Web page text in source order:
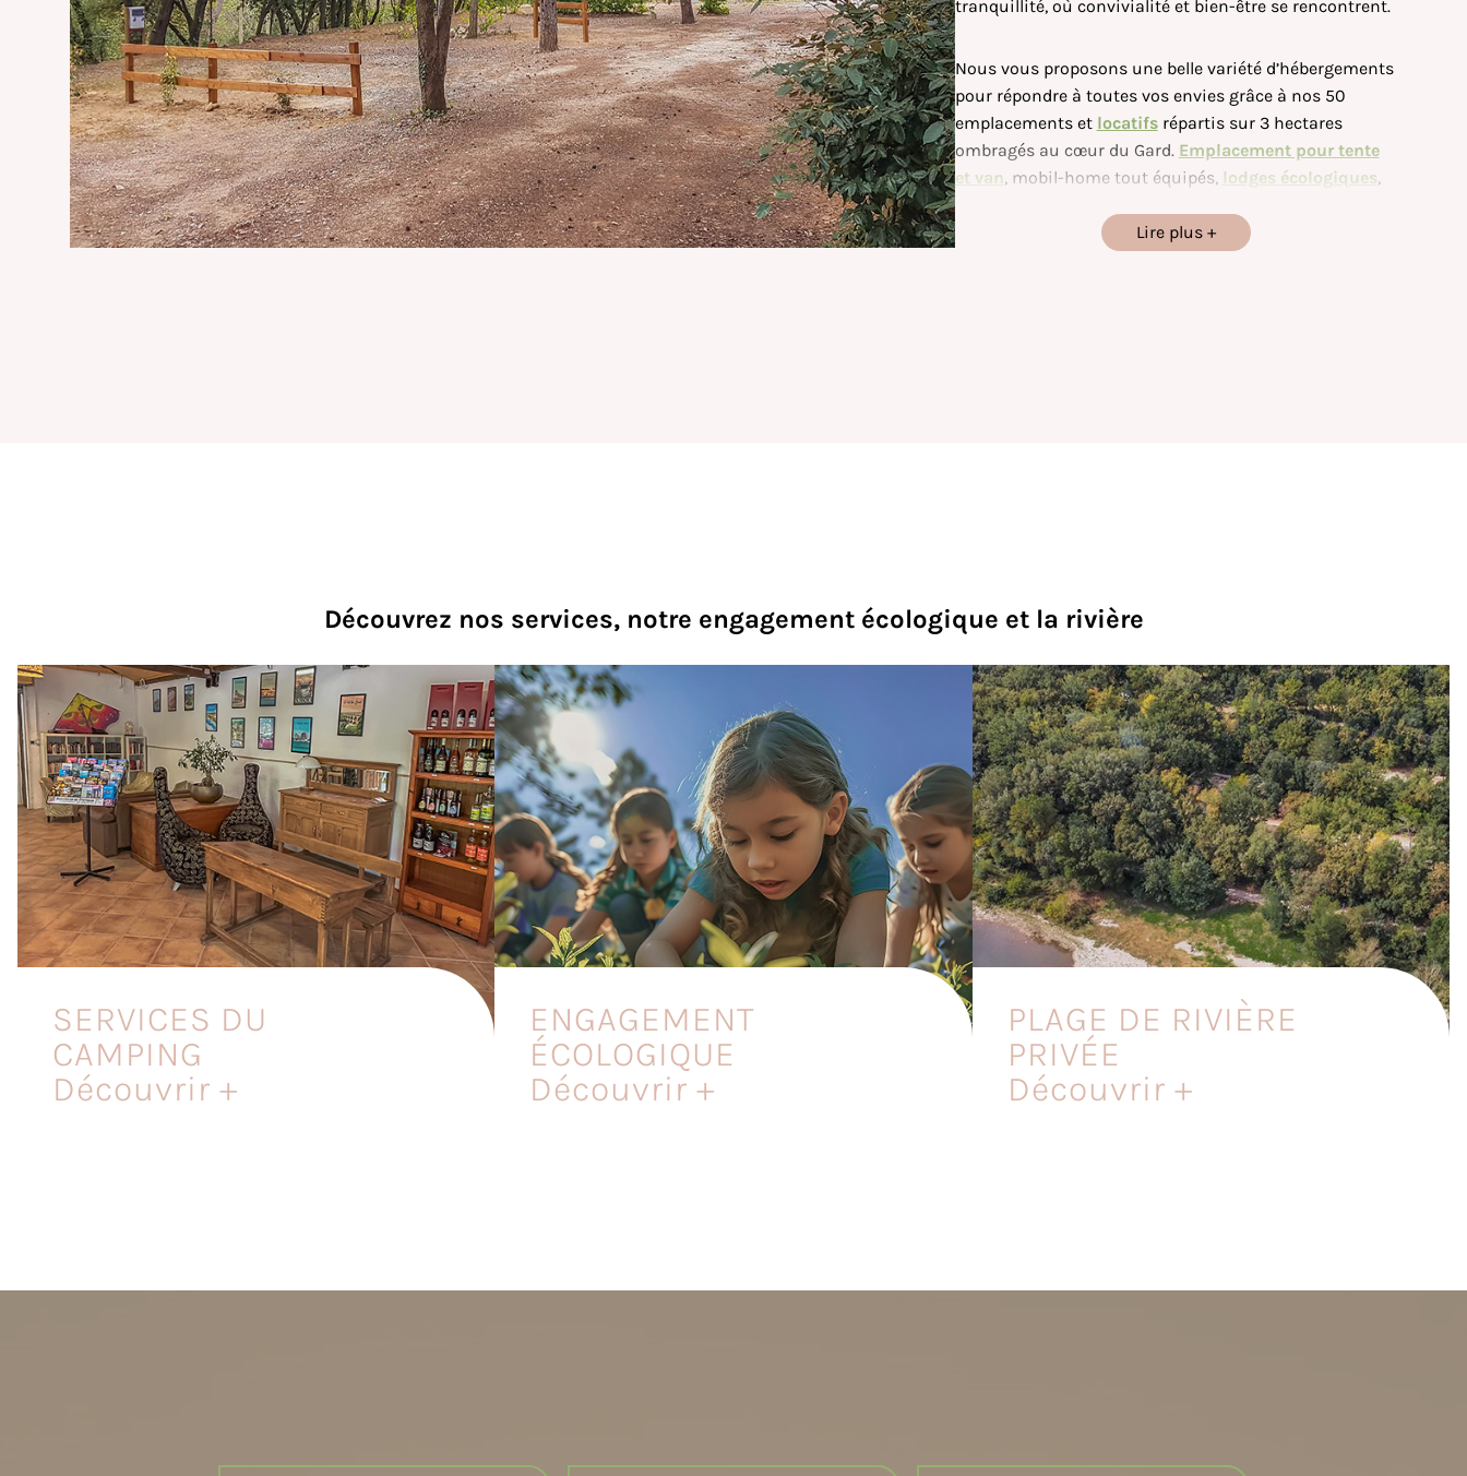
tranquillité, où convivialité et bien-être se rencontrent.
Lire plus
Nous vous proposons une belle variété d’hébergements
pour répondre à toutes vos envies grâce à nos 50
emplacements et locatifsrépartis sur 3 hectares
ombragés au cœur du Gard. Emplacement pour tente
et van, mobil-home tout équipés, lodges écologiques,
cabanes insolites
trouver le logement qui vous convient.
Découvrez nos services, notre engagement écologique et la rivière
SERVICES DU
CAMPING
Découvrir +
ENGAGEMENT
ÉCOLOGIQUE
Découvrir +
PLAGE DE RIVIÈRE
PRIVÉE
Découvrir +